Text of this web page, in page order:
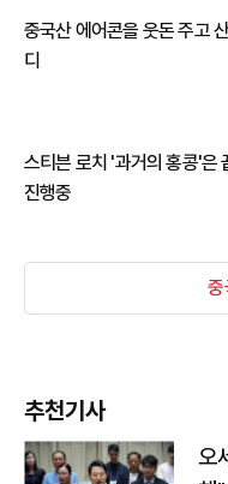
중국산 에어콘을 웃돈 주고
디
스티븐 로치 '과거의 홍콩'은
진행중
중
추천기사
오